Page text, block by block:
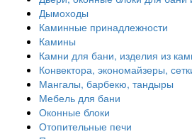
Дымоходы
Каминные принадлежности
Камины
Камни для бани, изделия из
Конвектора, экономайзеры,
Мангалы, барбекю, тандыры
Мебель для бани
Оконные блоки
Отопительные печи